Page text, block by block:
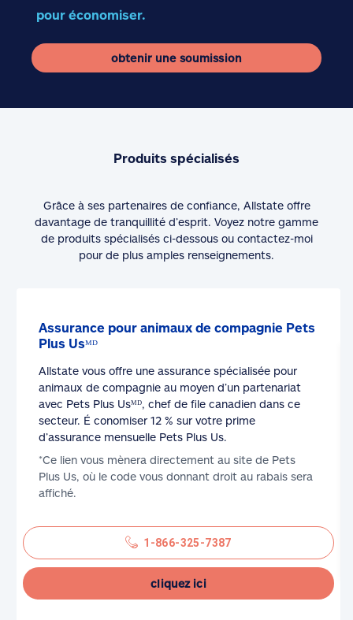
pour économiser.
obtenir une soumission
Produits spécialisés
Grâce à ses partenaires de confiance, Allstate offre
davantage de tranquillité d’esprit. Voyez notre gamme
de produits spécialisés ci-dessous ou contactez-moi
pour de plus amples renseignements.
Assurance pour animaux de compagnie Pets
Plus Usᴹᴰ
Allstate vous offre une assurance spécialisée pour
animaux de compagnie au moyen d’un partenariat
avec Pets Plus Usᴹᴰ, chef de file canadien dans ce
secteur. É conomiser 12 % sur votre prime
d’assurance mensuelle Pets Plus Us.
*Ce lien vous mènera directement au site de Pets
Plus Us, où le code vous donnant droit au rabais sera
affiché.
1-866-325-7387
cliquez ici